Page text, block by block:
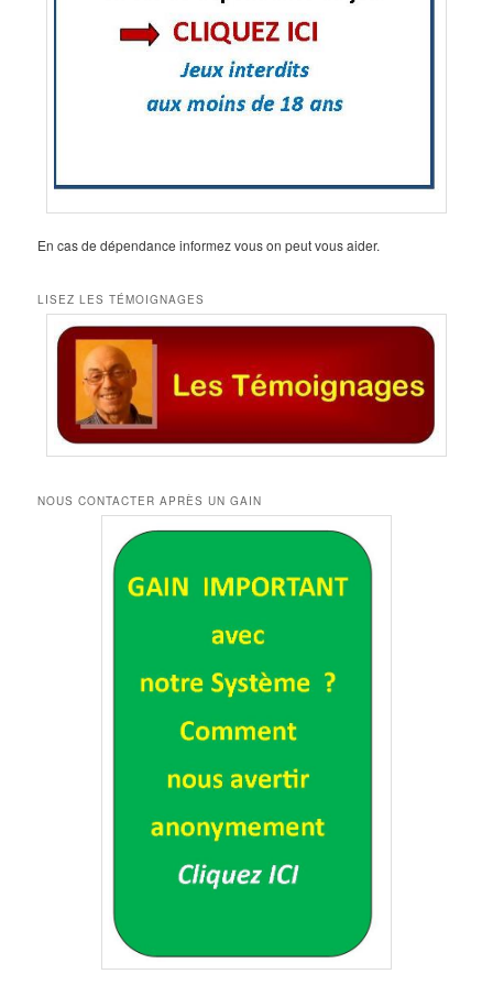
En cas de dépendance informez vous on peut vous aider.
LISEZ LES TÉMOIGNAGES
NOUS CONTACTER APRÈS UN GAIN